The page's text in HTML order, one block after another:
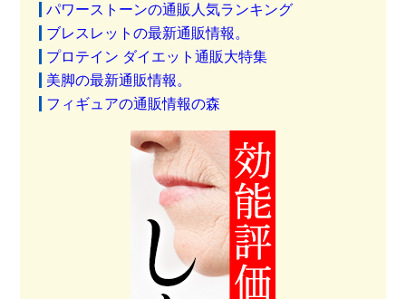
パワーストーンの通販人気ランキング
ブレスレットの最新通販情報。
プロテイン ダイエット通販大特集
美脚の最新通販情報。
フィギュアの通販情報の森